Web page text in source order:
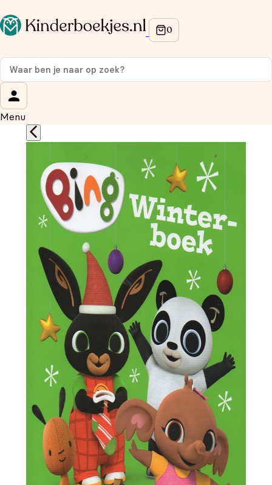
Menu
Op de hoogte blijven van onze acties?
Meld je aan voor onze nieuwsbrief en ontvang
korting
Wat is je voornaam?
Wat is je e-mailadres?*
Aanmelden
We gebruiken je gegevens om contact op te nemen, in
overeenstemming met ons
privacybeleid.